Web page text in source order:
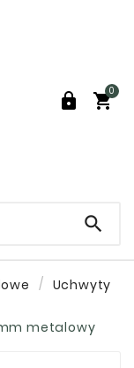
 
0

Uchwyty
metalowy